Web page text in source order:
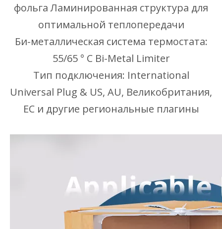
фольга Ламинированная структура для
оптимальной теплопередачи
Би-металлическая система термостата:
55/65 ° C Bi-Metal Limiter
Тип подключения: International
Universal Plug & US, AU, Великобритания,
ЕС и другие региональные плагины